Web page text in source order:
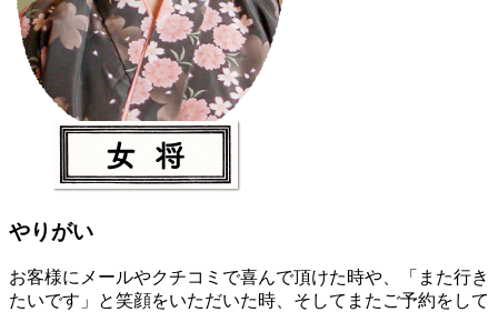
やりがい
お客様にメールやクチコミで喜んで頂けた時や、「また行き
たいです」と笑顔をいただいた時、そしてまたご予約をして